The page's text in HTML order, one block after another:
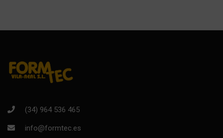
(34) 964 536 465
info@formtec.es